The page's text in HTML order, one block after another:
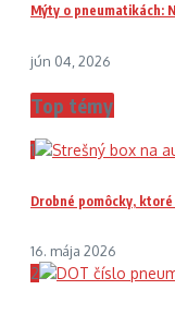
Mýty o pneumatikách:
jún 04, 2026
Top témy
1
Drobné pomôcky,
16. mája 2026
2